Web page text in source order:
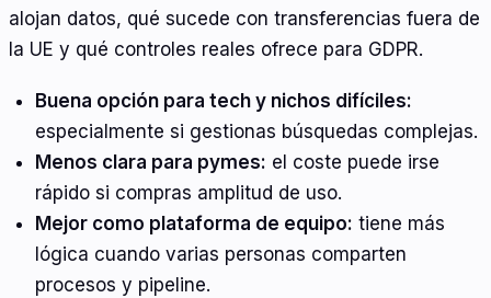
alojan datos, qué sucede con transferencias fuera de
la UE y qué controles reales ofrece para GDPR.
Buena opción para tech y nichos difíciles:
especialmente si gestionas búsquedas complejas.
Menos clara para pymes: el coste puede irse
rápido si compras amplitud de uso.
Mejor como plataforma de equipo: tiene más
lógica cuando varias personas comparten
procesos y pipeline.